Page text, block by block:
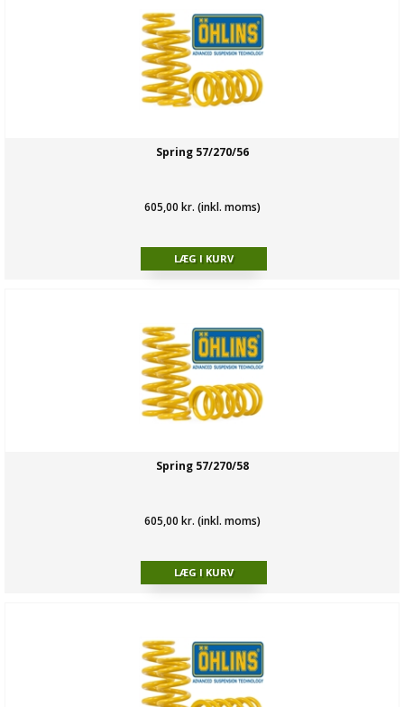
Spring 57/270/56
605,00 kr. (inkl. moms)
Spring 57/270/58
605,00 kr. (inkl. moms)